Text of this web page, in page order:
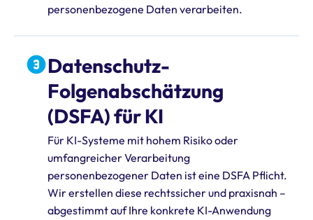
personenbezogene Daten verarbeiten.
Datenschutz-
Folgenabschätzung
(DSFA) für KI
Für KI-Systeme mit hohem Risiko oder
umfangreicher Verarbeitung
personenbezogener Daten ist eine DSFA Pflicht.
Wir erstellen diese rechtssicher und praxisnah –
abgestimmt auf Ihre konkrete KI-Anwendung